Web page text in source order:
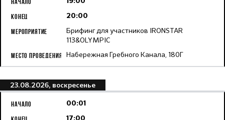
20:00
Брифинг для участников IRONSTAR
113&OLYMPIC
Набережная Гребного Канала, 180Г
23.08.2026, воскресенье
00:01
17:00